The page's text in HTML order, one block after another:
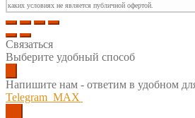
каких условиях не является публичной офертой.
Связаться
Выберите удобный способ
Напишите нам - ответим в удобном
Telegram MAX